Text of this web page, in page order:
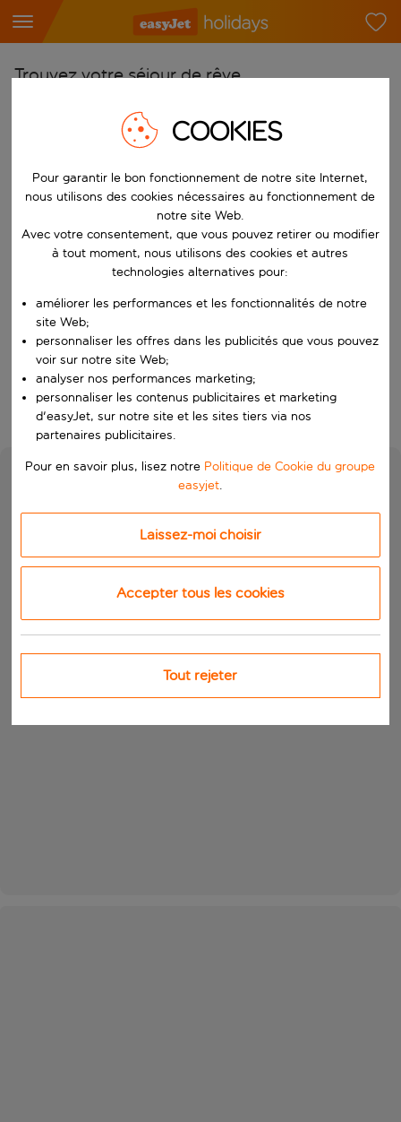
Trouvez votre séjour de rêve
Commencez à taper pour la saisie automatique. Lorsque les
Choisissez votre aéroport
Commencez à taper pour la saisie automatique. Lorsque les
Choisissez votre destination
Vers
Choisissez vos dates
Quand
Qui
Rechercher
COOKIES
Pour garantir le bon fonctionnement de notre site Internet,
nous utilisons des cookies nécessaires au fonctionnement de
notre site Web.
Avec votre consentement, que vous pouvez retirer ou modifier
à tout moment, nous utilisons des cookies et autres
technologies alternatives pour:
améliorer les performances et les fonctionnalités de notre
site Web;
personnaliser les offres dans les publicités que vous pouvez
voir sur notre site Web;
analyser nos performances marketing;
personnaliser les contenus publicitaires et marketing
d'easyJet, sur notre site et les sites tiers via nos
partenaires publicitaires.
Pour en savoir plus, lisez notre Politique de Cookie du groupe
easyjet.
Laissez-moi choisir
Accepter tous les cookies
Tout rejeter